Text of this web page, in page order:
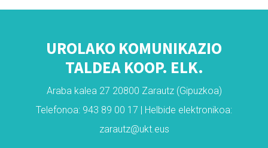
UROLAKO KOMUNIKAZIO
TALDEA KOOP. ELK.
Araba kalea 27 20800 Zarautz (Gipuzkoa)
Telefonoa: 943 89 00 17 | Helbide elektronikoa:
zarautz@ukt.eus